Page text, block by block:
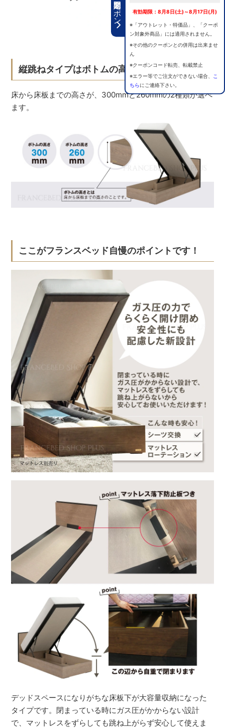
期間限定クーポン 有効期限：8月8日(土)～8月17日(月)
※「アウトレット・特価品」、「クーポ
ン対象外商品」には適用されません。
※その他のクーポンとの併用は出来ませ
ん
※クーポンコード転売、転載禁止
※エラー等でご注文ができない場合、
こ
ちらにご連絡下さい。
縦跳ねタイプはボトムの高さが選べます
床から床板までの高さが、300mmと260mmの2種類が選べ
ます。
ここがフランスベッド自慢のポイントです！
デッドスペースになりがちな床板下が大容量収納になった
タイプです。閉まっている時にガス圧がかからない設計
で、マットレスをずらしても跳ね上がらず安心して使えま